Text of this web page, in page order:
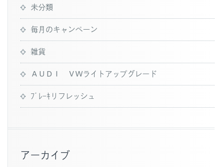
未分類
毎月のキャンペーン
雑貨
ＡＵＤＩ ＶＷライトアップグレード
ﾌﾞﾚｰｷリフレッシュ
アーカイブ